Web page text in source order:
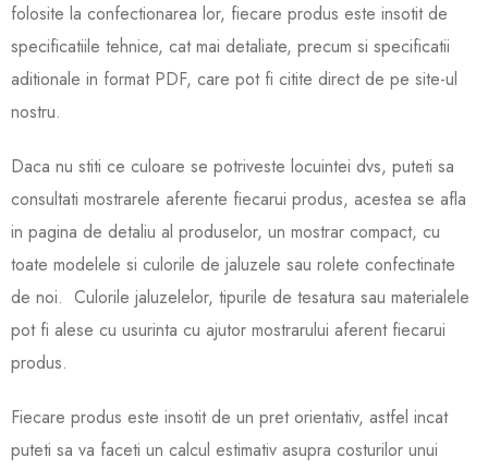
folosite la confectionarea lor, fiecare produs este insotit de
specificatiile tehnice, cat mai detaliate, precum si specificatii
aditionale in format PDF, care pot fi citite direct de pe site-ul
nostru.
Daca nu stiti ce culoare se potriveste locuintei dvs, puteti sa
consultati mostrarele aferente fiecarui produs, acestea se afla
in pagina de detaliu al produselor, un mostrar compact, cu
toate modelele si culorile de jaluzele sau rolete confectinate
de noi. Culorile jaluzelelor, tipurile de tesatura sau materialele
pot fi alese cu usurinta cu ajutor mostrarului aferent fiecarui
produs.
Fiecare produs este insotit de un pret orientativ, astfel incat
puteti sa va faceti un calcul estimativ asupra costurilor unui